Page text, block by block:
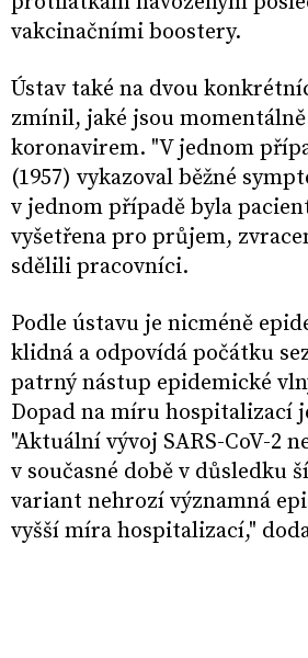
vakcinačními boostery.
Ústav také na dvou
zmínil, jaké jsou
koronavirem. "V jednom
(1957) vykazoval běžné
v jednom případě byla
vyšetřena pro průjem,
sdělili pracovníci.
Podle ústavu je nicméně
klidná a odpovídá počátku
patrný nástup epidemické
Dopad na míru hospitalizací
"Aktuální vývoj SARS-CoV-2
v současné době v důsledku
variant nehrozí významná
vyšší míra hospitalizací,"